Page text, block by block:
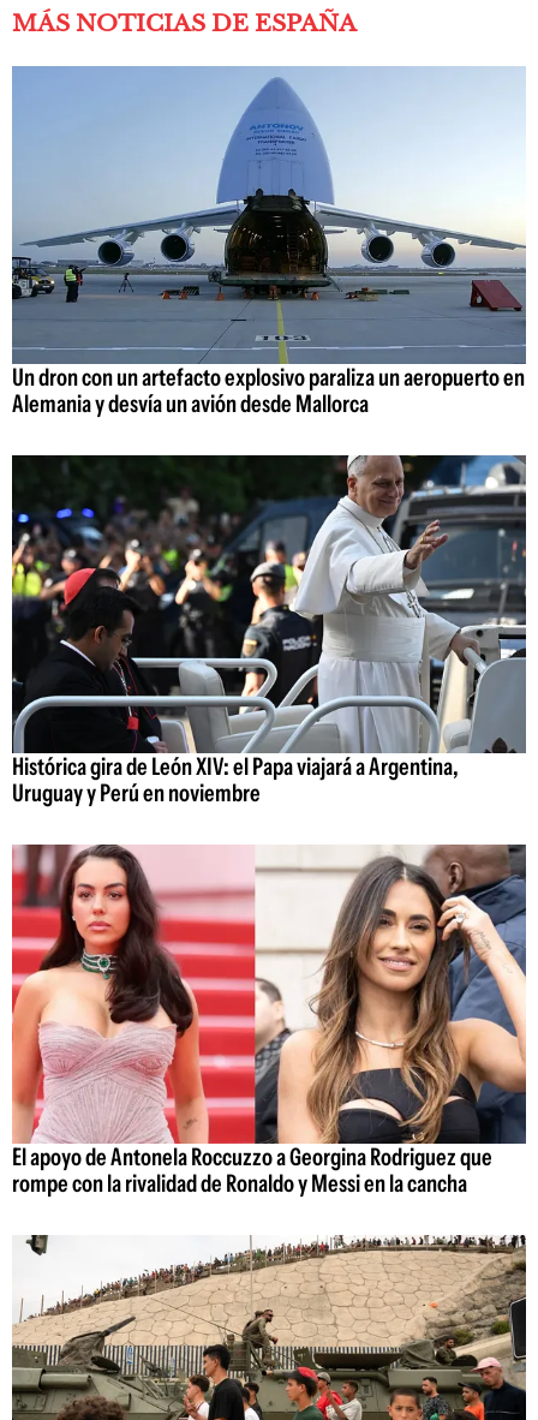
MÁS NOTICIAS DE ESPAÑA
Un dron con un artefacto explosivo paraliza un aeropuerto en
Alemania y desvía un avión desde Mallorca
Histórica gira de León XIV: el Papa viajará a Argentina,
Uruguay y Perú en noviembre
El apoyo de Antonela Roccuzzo a Georgina Rodriguez que
rompe con la rivalidad de Ronaldo y Messi en la cancha